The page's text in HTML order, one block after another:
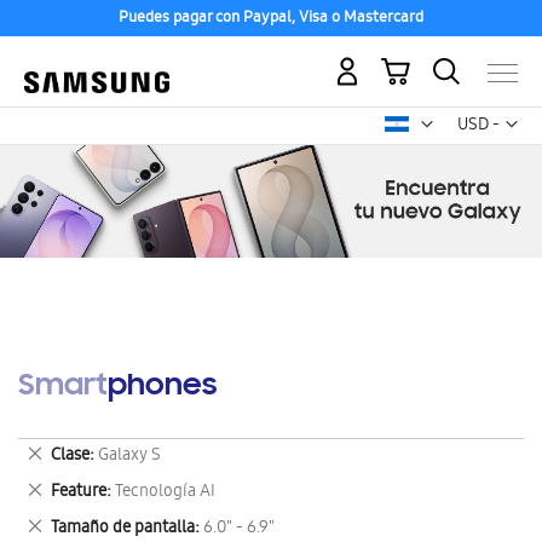
Puedes pagar con Paypal, Visa o Mastercard
USD -
dólar
Mi carrito
Smartphones
Clase Galaxy S
Eliminar
este
artículo
Feature Tecnología AI
Eliminar
este
Tamaño de pantalla 6.0" - 6.9"
Eliminar